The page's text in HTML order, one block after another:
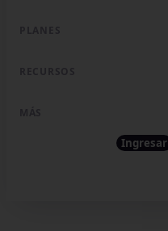
Ingresar